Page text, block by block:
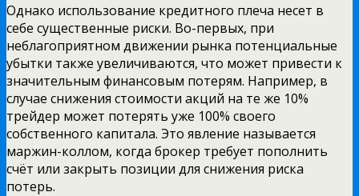
Однако использование кредитного плеча несет в
себе существенные риски. Во-первых, при
неблагоприятном движении рынка потенциальные
убытки также увеличиваются, что может привести к
значительным финансовым потерям. Например, в
случае снижения стоимости акций на те же 10%
трейдер может потерять уже 100% своего
собственного капитала. Это явление называется
маржин-коллом, когда брокер требует пополнить
счёт или закрыть позиции для снижения риска
потерь.